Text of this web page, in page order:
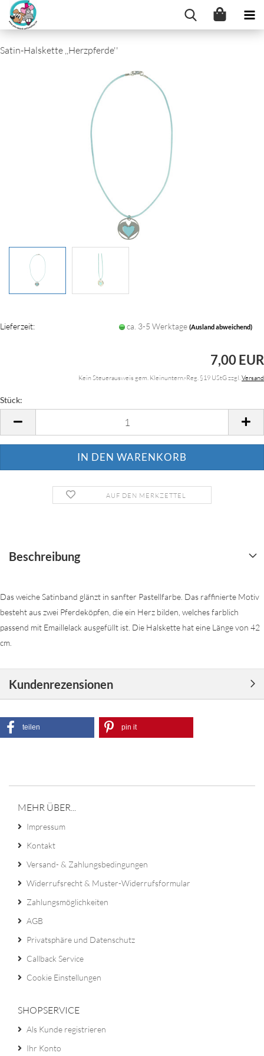
Satin-Halskette ,,Herzpferde''
Lieferzeit: ca. 3-5 Werktage (Ausland abweichend)
7,00 EUR
Kein Steuerausweis gem. Kleinuntern.-Reg. §19 UStG zzgl.Versand
Stück:
AUF DEN MERKZETTEL
Beschreibung
Das weiche Satinband glänzt in sanfter Pastellfarbe. Das raffinierte Motiv
besteht aus zwei Pferdeköpfen, die ein Herz bilden, welches farblich
passend mit Emaillelack ausgefüllt ist. Die Halskette hat eine Länge von 42
cm.
Kundenrezensionen
teilen pin it
MEHR ÜBER...
Impressum
Kontakt
Versand- & Zahlungsbedingungen
Widerrufsrecht & Muster-Widerrufsformular
Zahlungsmöglichkeiten
AGB
Privatsphäre und Datenschutz
Callback Service
Cookie Einstellungen
SHOPSERVICE
Als Kunde registrieren
Ihr Konto